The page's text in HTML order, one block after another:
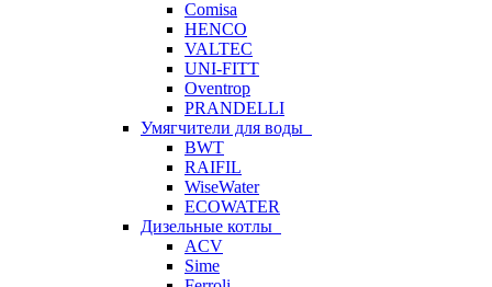
Comisa
HENCO
VALTEC
UNI-FITT
Oventrop
PRANDELLI
Умягчители для воды
BWT
RAIFIL
WiseWater
ECOWATER
Дизельные котлы
ACV
Sime